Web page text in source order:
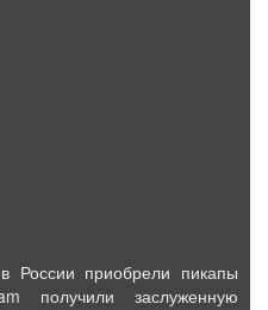
России приобрели пикапы
получили заслуженную